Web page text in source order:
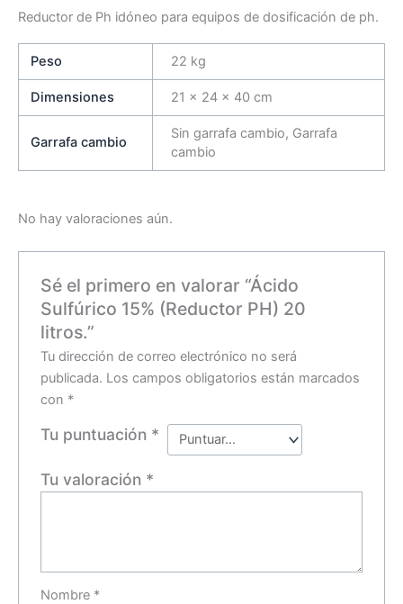
Reductor de Ph idóneo para equipos de dosificación de ph.
Peso 22 kg
Dimensiones 21 × 24 × 40 cm
Garrafa cambio
Sin garrafa cambio, Garrafa
cambio
No hay valoraciones aún.
Sé el primero en valorar “Ácido
Sulfúrico 15% (Reductor PH) 20
litros.”
Tu dirección de correo electrónico no será
publicada. Los campos obligatorios están marcados
con *
Tu puntuación *
Tu valoración *
Nombre *